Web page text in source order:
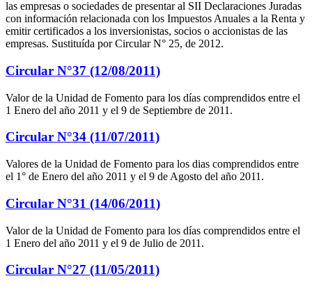
las empresas o sociedades de presentar al SII Declaraciones Juradas
con información relacionada con los Impuestos Anuales a la Renta y
emitir certificados a los inversionistas, socios o accionistas de las
empresas. Sustituída por Circular N° 25, de 2012.
Circular N°37 (12/08/2011)
Valor de la Unidad de Fomento para los días comprendidos entre el
1 Enero del año 2011 y el 9 de Septiembre de 2011.
Circular N°34 (11/07/2011)
Valores de la Unidad de Fomento para los dias comprendidos entre
el 1° de Enero del año 2011 y el 9 de Agosto del año 2011.
Circular N°31 (14/06/2011)
Valor de la Unidad de Fomento para los días comprendidos entre el
1 Enero del año 2011 y el 9 de Julio de 2011.
Circular N°27 (11/05/2011)